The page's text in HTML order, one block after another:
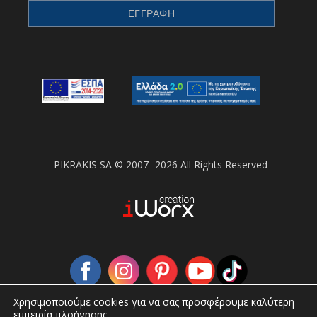
PIKRAKIS SA © 2007 -2026 All Rights Reserved
Χρησιμοποιούμε cookies για να σας προσφέρουμε καλύτερη